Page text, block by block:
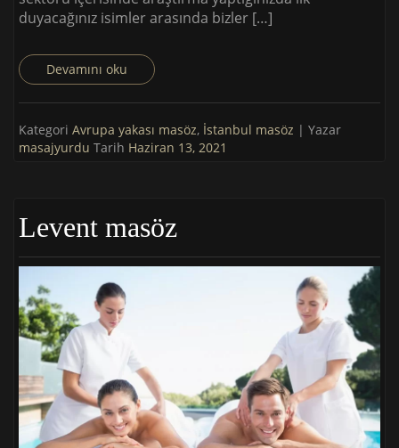
duyacağınız isimler arasında bizler […]
Devamını oku
Kategori Avrupa yakası masöz, İstanbul masöz | Yazar
masajyurdu Tarih Haziran 13, 2021
Levent masöz